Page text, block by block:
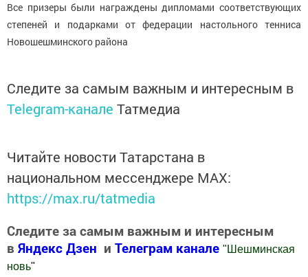
Все призеры были награждены дипломами соответствующих
степеней и подарками от федерации настольного тенниса
Новошешминского района
Следите за самым важным и интересным в
Telegram-канале Татмедиа
Читайте новости Татарстана в
национальном мессенджере MАХ:
https://max.ru/tatmedia
Следите за самым важным и интересным
в Яндекс Дзен и Телеграм канале "Шешминская
новь"